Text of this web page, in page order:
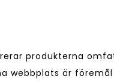
produkterna
webbplats är föremål